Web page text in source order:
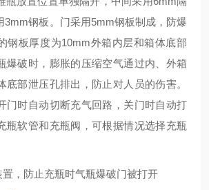
3mm钢板。门采用5mm钢板制成，防爆
钢板厚度为10mm外箱内层和箱体底部
爆破时，膨胀的压缩空气通过内、外箱
底部泄压孔排出，防止对人员的伤害。
门时自动切断充气回路，关门时自动打
瓶软管和充瓶阀，可根据情况选择充瓶
防止充瓶时气瓶爆破门被打开